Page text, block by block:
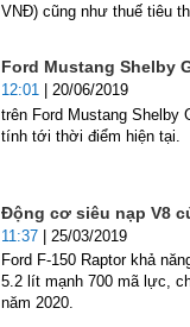
VNĐ) cũng như thuế tiêu
Ford Mustang Shelby
12:01 | 20/06/2019
trên Ford Mustang Shelby
tính tới thời điểm hiện tại.
Động cơ siêu nạp V8
11:37 | 25/03/2019
Ford F-150 Raptor khả
5.2 lít mạnh 700 mã lực,
năm 2020.